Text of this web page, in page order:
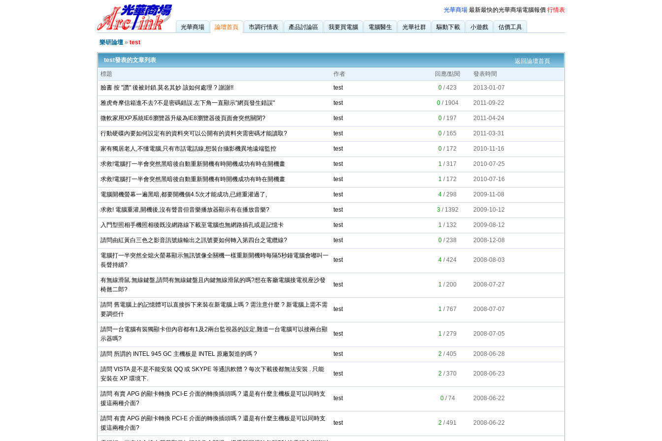
光華商場 最新最快的光華商場電腦報價 行情表
光華商場 論壇首頁 市調行情表 產品討論區 我要買電腦 電腦醫生 光華社群 驅動下載 小遊戲 估價工具
樂研論壇 » test
返回論壇首頁
test發表的文章列表
標題
作者 回應/點閱
發表時間
臉書 按 "讚" 後被封鎖.莫名其妙 該如何處理 ? 謝謝!!
test 0 /423 2013-01-07
雅虎奇摩信箱進不去?不是密碼錯誤.左下角一直顯示"網頁發生錯誤" test 0/ 1904 2011-09-22
微軟家用XP系統IE6瀏覽器升級為IE8瀏覽器後頁面會突然關閉? test 0 / 197 2011-04-24
行動硬碟內要如何設定有的資料夾可以公開有的資料夾需密碼才能讀取? test 0 / 165 2011-03-31
家有獨居老人,不懂電腦,只有市話電話線,想裝台攝影機異地遠端監控 test 0 / 172 2010-11-16
求救!電腦打一半會突然黑暗後自動重新開機有時開機成功有時在開機畫 test 1 /317 2010-07-25
求救!電腦打一半會突然黑暗後自動重新開機有時開機成功有時在開機畫 test 1 / 172 2010-07-16
電腦開機螢幕一遍黑暗,都要開機個4.5次才能成功,已經重灌過了, test 4 /298 2009-11-08
求救! 電腦重灌,開機後,沒有聲音但音樂播放器顯示有在播放音樂? test 3/ 1392 2009-10-12
入門型照相手機照相後既沒網路線下載至電腦也無網路插孔或是記憶卡 test 1 / 132 2009-08-12
請問由紅黃白三色之影音訊號線輸出之訊號要如何轉入第四台之電纜線? test 0 /238 2008-12-08
電腦打一半突然全熄火螢幕顯示無訊號像全關機一樣重新開機時每隔5秒鐘電腦會嘟叫一
長聲持續?
test 4 /424 2008-08-03
有無線滑鼠.無線鍵盤,請問有無線鍵盤且內鍵無線滑鼠的嗎?想在客廳電腦接電視座沙發
椅翹二郎?
test 1 /200 2008-07-27
請問 舊電腦上的記憶體可以直接拆下來裝在新電腦上嗎 ? 需注意什麼 ? 新電腦上需不需
要調些什
test 1 /767 2008-07-07
請問一台電腦有裝獨顯卡但內容都有1及2兩台監視器的設定,難道一台電腦可以接兩台顯
示器嗎?
test 1 /279 2008-07-05
請問 所謂的 INTEL 945 GC 主機板是 INTEL 原廠製造的嗎 ? test 2 /405 2008-06-28
請問 VISTA 是不是不能安裝 QQ 或 SKYPE 等通訊軟體 ? 每次下載後都無法安裝 . 只能
安裝在 XP 環境下.
test 2 /370 2008-06-23
請問 有賣 APG 的顯卡轉換 PCI-E 介面的轉換插頭嗎 ? 還是有什麼主機板是可以同時支
援這兩種介面?
test 0/74 2008-06-22
請問 有賣 APG 的顯卡轉換 PCI-E 介面的轉換插頭嗎 ? 還是有什麼主機板是可以同時支
援這兩種介面?
test 2 /491 2008-06-22